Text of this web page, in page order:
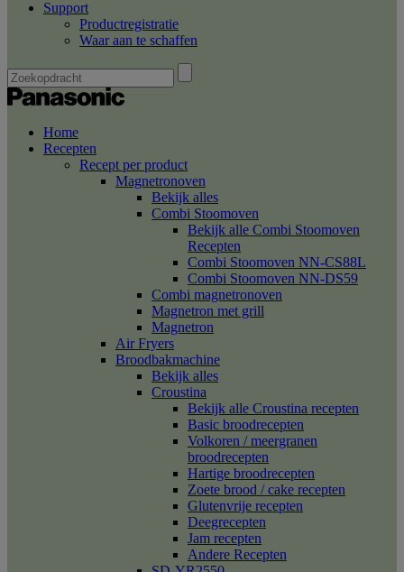
Support
Productregistratie
Waar aan te schaffen
Home
Recepten
Recept per product
Magnetronoven
Bekijk alles
Combi Stoomoven
Bekijk alle Combi Stoomoven
Recepten
Combi Stoomoven NN-CS88L
Combi Stoomoven NN-DS59
Combi magnetronoven
Magnetron met grill
Magnetron
Air Fryers
Broodbakmachine
Bekijk alles
Croustina
Bekijk alle Croustina recepten
Basic broodrecepten
Volkoren / meergranen
broodrecepten
Hartige broodrecepten
Zoete brood / cake recepten
Glutenvrije recepten
Deegrecepten
Jam recepten
Andere Recepten